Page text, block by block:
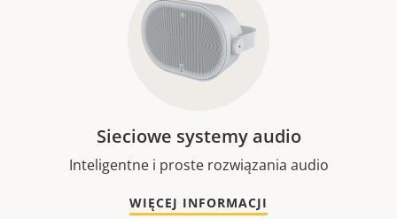
Sieciowe systemy audio
Inteligentne i proste rozwiązania audio
WIĘCEJ INFORMACJI